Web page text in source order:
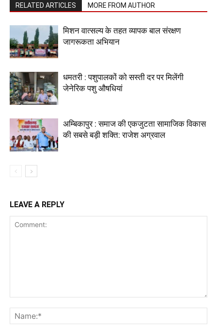
RELATED ARTICLES MORE FROM AUTHOR
मिशन वात्सल्य के तहत व्यापक बाल संरक्षण
जागरूकता अभियान
धमतरी : पशुपालकों को सस्ती दर पर मिलेंगी
जेनेरिक पशु औषधियां
अम्बिकापुर : समाज की एकजुटता सामाजिक विकास
की सबसे बड़ी शक्ति: राजेश अग्रवाल
LEAVE A REPLY